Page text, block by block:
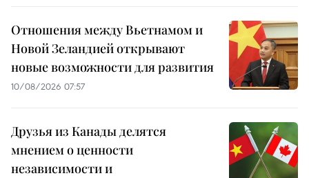
Отношения между Вьетнамом и
Новой Зеландией открывают
новые возможности для развития
10/08/2026 07:57
Друзья из Канады делятся
мнением о ценности
независимости и